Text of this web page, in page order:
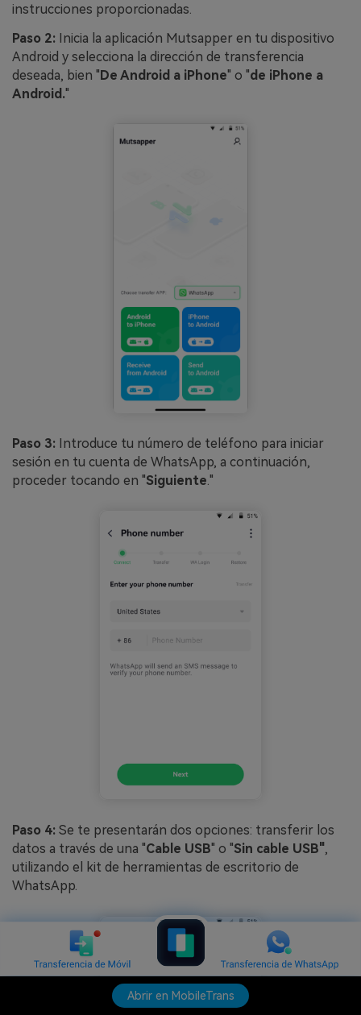
Abrir en MobileTrans
instrucciones proporcionadas.
Paso 2: Inicia la aplicación Mutsapper en tu dispositivo
Android y selecciona la dirección de transferencia
deseada, bien "De Android a iPhone" o "de iPhone a
Android."
Paso 3: Introduce tu número de teléfono para iniciar
sesión en tu cuenta de WhatsApp, a continuación,
proceder tocando en "Siguiente."
Paso 4: Se te presentarán dos opciones: transferir los
datos a través de una "Cable USB" o "Sin cable USB",
utilizando el kit de herramientas de escritorio de
WhatsApp.